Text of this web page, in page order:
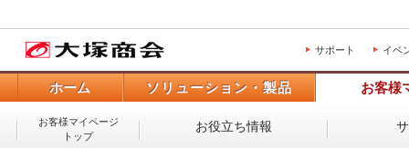
サポート イベ
ホーム ソリューション・製品 お客様
お客様マイページ
トップ
お役立ち情報